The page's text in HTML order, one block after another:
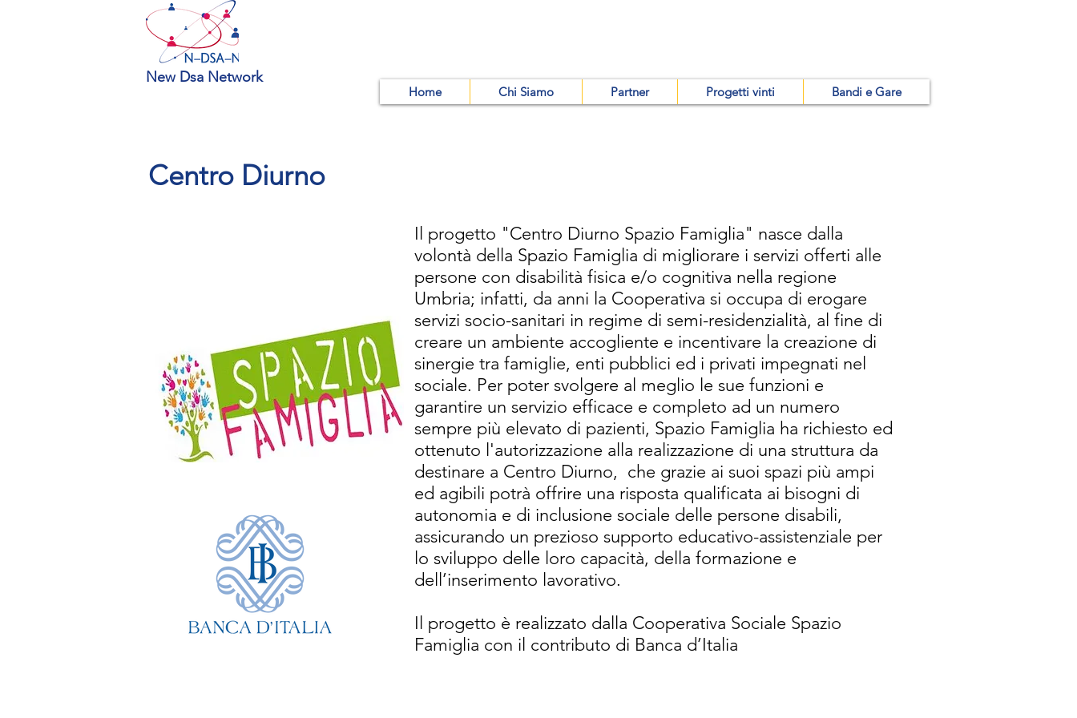
New Dsa Network
Home Chi Siamo Partner Progetti vinti Bandi e Gare
Centro Diurno
Il progetto "Centro Diurno Spazio Famiglia" nasce dalla
volontà della Spazio Famiglia di migliorare i servizi offerti alle
persone con disabilità fisica e/o cognitiva nella regione
Umbria; infatti, da anni la Cooperativa si occupa di erogare
servizi socio-sanitari in regime di semi-residenzialità, al fine di
creare un ambiente accogliente e incentivare la creazione di
sinergie tra famiglie, enti pubblici ed i privati impegnati nel
sociale. Per poter svolgere al meglio le sue funzioni e
garantire un servizio efficace e completo ad un numero
sempre più elevato di pazienti, Spazio Famiglia ha richiesto ed
ottenuto l'autorizzazione alla realizzazione di una struttura da
destinare a Centro Diurno, che grazie ai suoi spazi più ampi
ed agibili potrà offrire una risposta qualificata ai bisogni di
autonomia e di inclusione sociale delle persone disabili,
assicurando un prezioso supporto educativo-assistenziale per
lo sviluppo delle loro capacità, della formazione e
dell’inserimento lavorativo.
Il progetto è realizzato dalla Cooperativa Sociale Spazio
Famiglia con il contributo di Banca d’Italia